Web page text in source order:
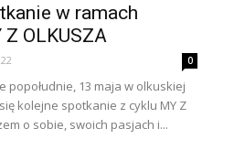
w ramach
OLKUSZA
0
popołudnie, 13 maja w olkuskiej
kolejne spotkanie z cyklu MY Z
o sobie, swoich pasjach i...